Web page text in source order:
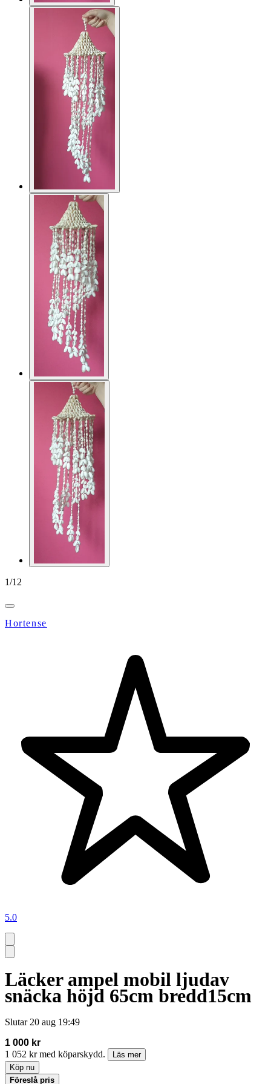
1/12
Hortense
5.0
Läcker ampel mobil ljudav
snäcka höjd 65cm bredd15cm
Slutar 20 aug 19:49
1 000 kr
1 052 kr med köparskydd.
Läs mer
Köp nu
Föreslå pris